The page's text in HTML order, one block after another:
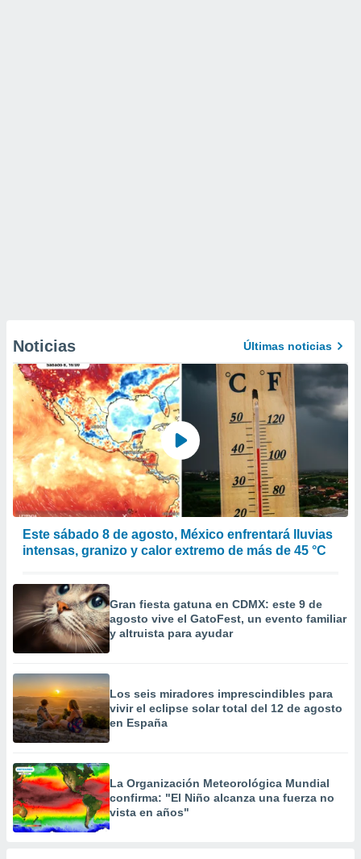
Noticias Últimas noticias
Este sábado 8 de agosto, México enfrentará lluvias
intensas, granizo y calor extremo de más de 45 °C
Gran fiesta gatuna en CDMX: este 9 de
agosto vive el GatoFest, un evento familiar
y altruista para ayudar
Los seis miradores imprescindibles para
vivir el eclipse solar total del 12 de agosto
en España
La Organización Meteorológica Mundial
confirma: "El Niño alcanza una fuerza no
vista en años"